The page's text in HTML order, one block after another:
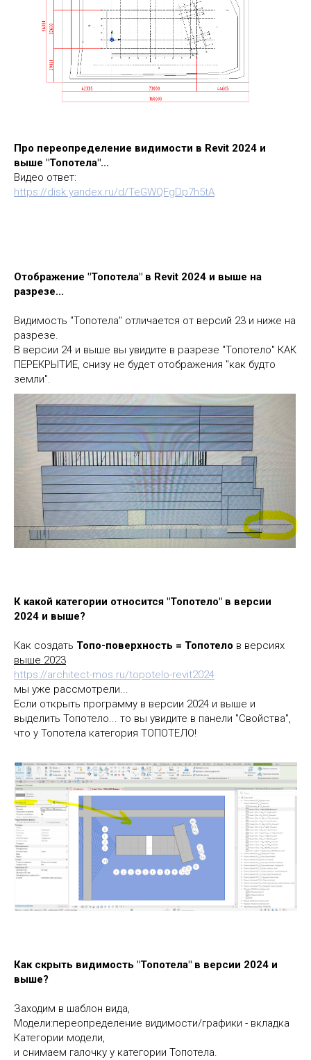
Про переопределение видимости в Revit 2024 и
выше "Топотела"...
Видео ответ:
https://disk.yandex.ru/d/TeGWQFgDp7h5tA
Отображение "Топотела" в Revit 2024 и выше на
разрезе...
Видимость "Топотела" отличается от версий 23 и ниже на
разрезе.
В версии 24 и выше вы увидите в разрезе "Топотело" КАК
ПЕРЕКРЫТИЕ, снизу не будет отображения "как будто
земли".
К какой категории относится "Топотело" в версии
2024 и выше?
Как создать Топо-поверхность = Топотело в версиях
выше 2023
https://architect-mos.ru/topotelo-revit2024
мы уже рассмотрели...
Если открыть программу в версии 2024 и выше и
выделить Топотело... то вы увидите в панели "Свойства",
что у Топотела категория ТОПОТЕЛО!
Как скрыть видимость "Топотела" в версии 2024 и
выше?
Заходим в шаблон вида,
Модели:переопределение видимости/графики - вкладка
Категории модели,
и снимаем галочку у категории Топотела.